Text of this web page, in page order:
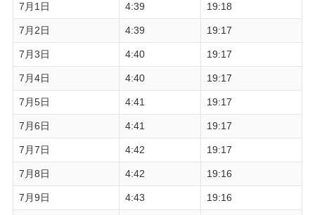
7月1日 4:39 19:18
7月2日 4:39 19:17
7月3日 4:40 19:17
7月4日 4:40 19:17
7月5日 4:41 19:17
7月6日 4:41 19:17
7月7日 4:42 19:17
7月8日 4:42 19:16
7月9日 4:43 19:16